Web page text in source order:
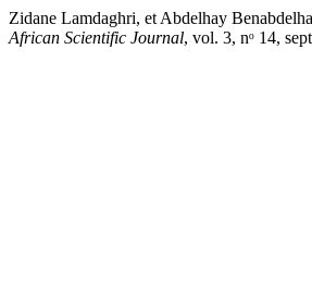
Zidane Lamdaghri, et Abdelhay
African Scientific Journal, vol. 3, nᵒ 14,